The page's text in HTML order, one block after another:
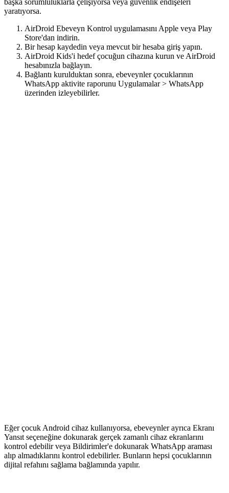
başka sorumluluklarla çelişiyorsa veya güvenlik endişeleri
yaratıyorsa.
AirDroid Ebeveyn Kontrol uygulamasını Apple veya Play
Store'dan indirin.
Bir hesap kaydedin veya mevcut bir hesaba giriş yapın.
AirDroid Kids'i hedef çocuğun cihazına kurun ve AirDroid
hesabınızla bağlayın.
Bağlantı kurulduktan sonra, ebeveynler çocuklarının
WhatsApp aktivite raporunu Uygulamalar > WhatsApp
üzerinden izleyebilirler.
Eğer çocuk Android cihaz kullanıyorsa, ebeveynler ayrıca Ekranı
Yansıt seçeneğine dokunarak gerçek zamanlı cihaz ekranlarını
kontrol edebilir veya Bildirimler'e dokunarak WhatsApp araması
alıp almadıklarını kontrol edebilirler. Bunların hepsi çocuklarının
dijital refahını sağlama bağlamında yapılır.